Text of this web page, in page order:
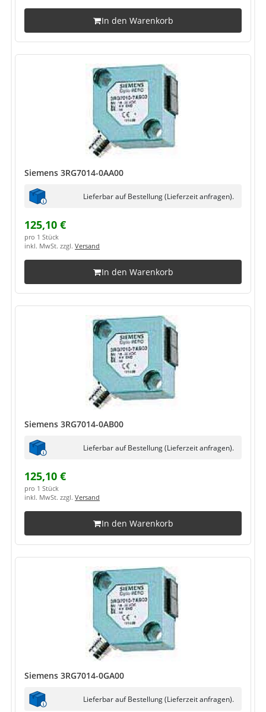
In den Warenkorb
Siemens 3RG7014-0AA00
Lieferbar auf Bestellung (Lieferzeit anfragen).
125,10 €
pro 1 Stück
inkl. MwSt. zzgl. Versand
In den Warenkorb
Siemens 3RG7014-0AB00
Lieferbar auf Bestellung (Lieferzeit anfragen).
125,10 €
pro 1 Stück
inkl. MwSt. zzgl. Versand
In den Warenkorb
Siemens 3RG7014-0GA00
Lieferbar auf Bestellung (Lieferzeit anfragen).